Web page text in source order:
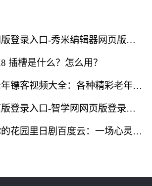
秀米官方网版登录入口-秀米编辑器网页版登录入口
插槽是什么？怎么用？
公园里的老年镖客视频大全：各种精彩老年镖客瞬间全收录
智学网网页版登录入口-智学网网页版登录入口
我想进入你的花园里日剧百度云：一场心灵的治愈之旅